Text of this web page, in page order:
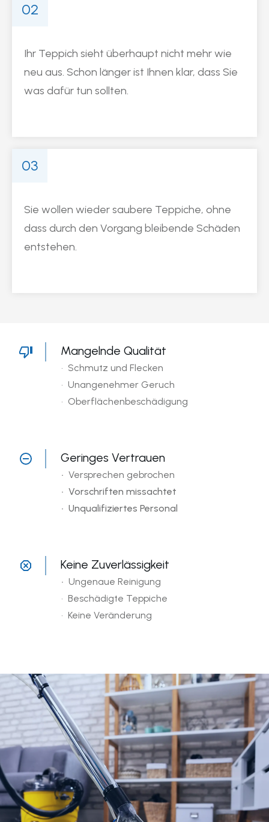
02
Ihr Teppich sieht überhaupt nicht mehr wie
neu aus. Schon länger ist Ihnen klar, dass Sie
was dafür tun sollten.
03
Sie wollen wieder saubere Teppiche, ohne
dass durch den Vorgang bleibende Schäden
entstehen.
Mangelnde Qualität
• Schmutz und Flecken
• Unangenehmer Geruch
• Oberflächenbeschädigung
Geringes Vertrauen
•Versprechen gebrochen
• Vorschriften missachtet
• Unqualifiziertes Personal
Keine Zuverlässigkeit
•Ungenaue Reinigung
• Beschädigte Teppiche
• Keine Veränderung